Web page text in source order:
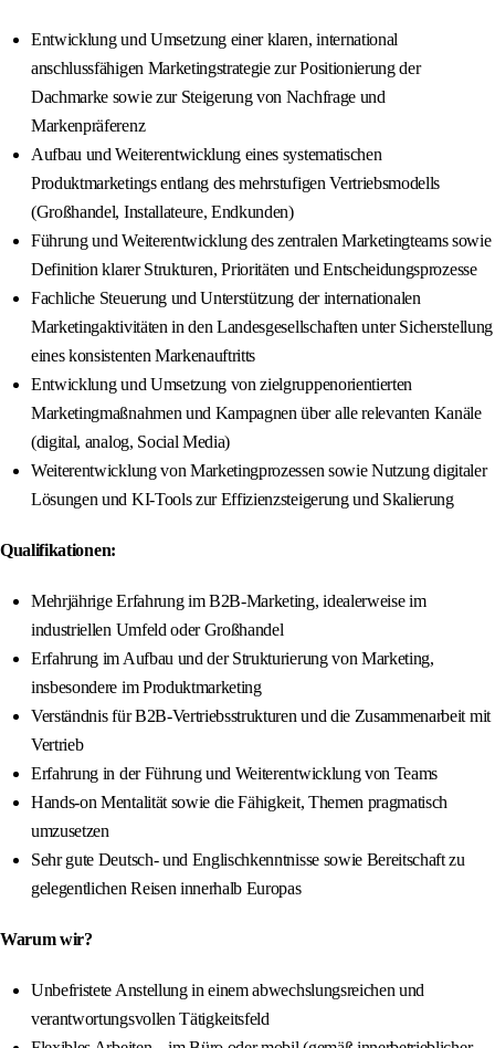
Entwicklung und Umsetzung einer klaren, international
anschlussfähigen Marketingstrategie zur Positionierung der
Dachmarke sowie zur Steigerung von Nachfrage und
Markenpräferenz
Aufbau und Weiterentwicklung eines systematischen
Produktmarketings entlang des mehrstufigen Vertriebsmodells
(Großhandel, Installateure, Endkunden)
Führung und Weiterentwicklung des zentralen Marketingteams sowie
Definition klarer Strukturen, Prioritäten und Entscheidungsprozesse
Fachliche Steuerung und Unterstützung der internationalen
Marketingaktivitäten in den Landesgesellschaften unter Sicherstellung
eines konsistenten Markenauftritts
Entwicklung und Umsetzung von zielgruppenorientierten
Marketingmaßnahmen und Kampagnen über alle relevanten Kanäle
(digital, analog, Social Media)
Weiterentwicklung von Marketingprozessen sowie Nutzung digitaler
Lösungen und KI-Tools zur Effizienzsteigerung und Skalierung
Qualifikationen:
Mehrjährige Erfahrung im B2B-Marketing, idealerweise im
industriellen Umfeld oder Großhandel
Erfahrung im Aufbau und der Strukturierung von Marketing,
insbesondere im Produktmarketing
Verständnis für B2B-Vertriebsstrukturen und die Zusammenarbeit mit
Vertrieb
Erfahrung in der Führung und Weiterentwicklung von Teams
Hands-on Mentalität sowie die Fähigkeit, Themen pragmatisch
umzusetzen
Sehr gute Deutsch- und Englischkenntnisse sowie Bereitschaft zu
gelegentlichen Reisen innerhalb Europas
Warum wir?
Unbefristete Anstellung in einem abwechslungsreichen und
verantwortungsvollen Tätigkeitsfeld